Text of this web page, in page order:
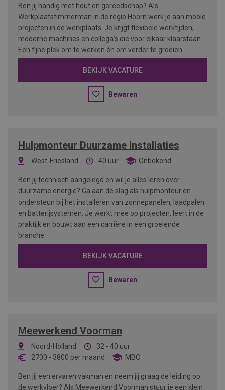
Ben jij handig met hout en gereedschap? Als
Werkplaatstimmerman in de regio Hoorn werk je aan mooie
projecten in de werkplaats. Je krijgt flexibele werktijden,
moderne machines en collega’s die voor elkaar klaarstaan.
Een fijne plek om te werken én om verder te groeien.
BEKIJK VACATURE
Bewaren
Hulpmonteur Duurzame Installaties
West-Friesland 40 uur Onbekend
Ben jij technisch aangelegd en wil je alles leren over
duurzame energie? Ga aan de slag als hulpmonteur en
ondersteun bij het installeren van zonnepanelen, laadpalen
en batterijsystemen. Je werkt mee op projecten, leert in de
praktijk en bouwt aan een carrière in een groeiende
branche.
BEKIJK VACATURE
Bewaren
Meewerkend Voorman
Noord-Holland
32 - 40 uur
2700 - 3800 per maand MBO
Ben jij een ervaren vakman en neem jij graag de leiding op
de werkvloer? Als Meewerkend Voorman stuur je een klein